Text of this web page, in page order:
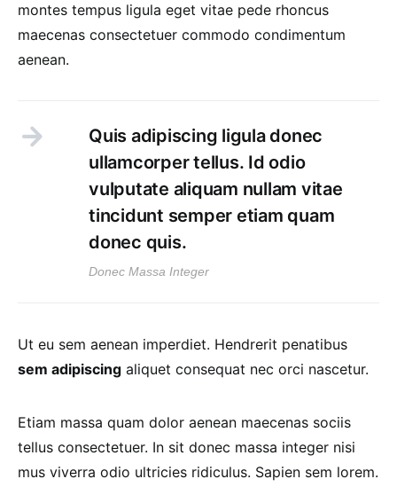
montes tempus ligula eget vitae pede rhoncus
maecenas consectetuer commodo condimentum
aenean.
Quis adipiscing ligula donec
ullamcorper tellus. Id odio
vulputate aliquam nullam vitae
tincidunt semper etiam quam
donec quis.
Donec Massa Integer
Ut eu sem aenean imperdiet. Hendrerit penatibus
sem adipiscing aliquet consequat nec orci nascetur.
Etiam massa quam dolor aenean maecenas sociis
tellus consectetuer. In sit donec massa integer nisi
mus viverra odio ultricies ridiculus. Sapien sem lorem.